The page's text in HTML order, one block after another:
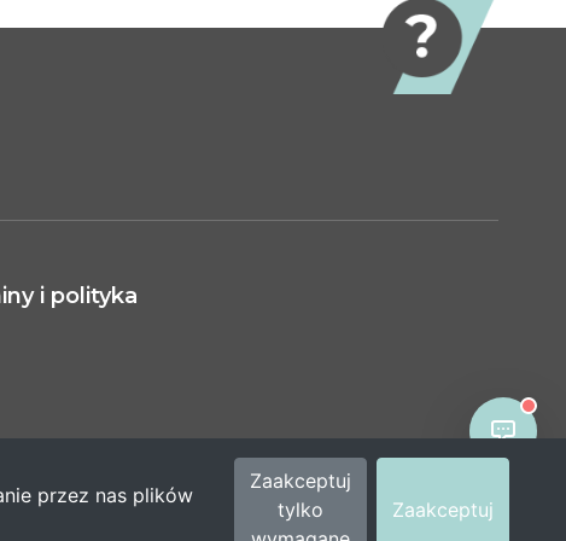
i polityka
przez nas plików
Zaakceptuj
tylko
Zaakceptuj